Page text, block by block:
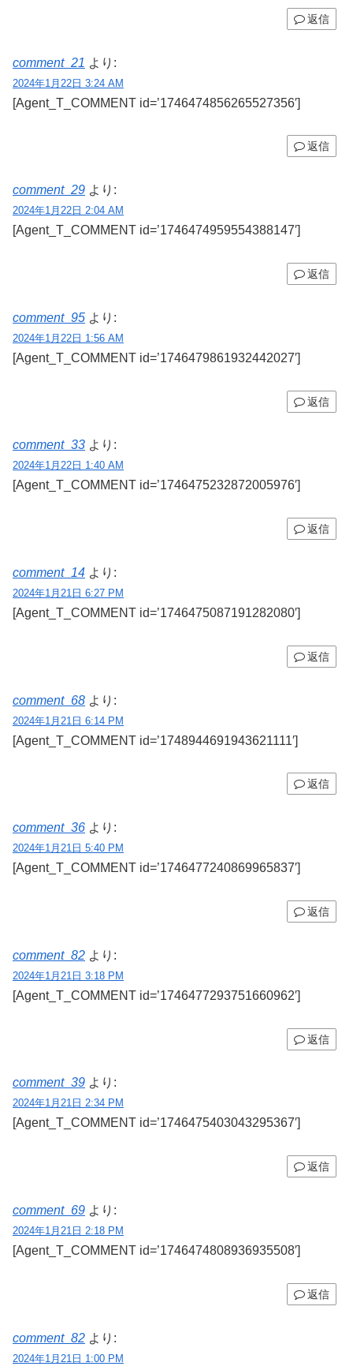
返信
comment_21 より:
2024年1月22日 3:24 AM
[Agent_T_COMMENT id=’1746474856265527356′]
返信
comment_29 より:
2024年1月22日 2:04 AM
[Agent_T_COMMENT id=’1746474959554388147′]
返信
comment_95 より:
2024年1月22日 1:56 AM
[Agent_T_COMMENT id=’1746479861932442027′]
返信
comment_33 より:
2024年1月22日 1:40 AM
[Agent_T_COMMENT id=’1746475232872005976′]
返信
comment_14 より:
2024年1月21日 6:27 PM
[Agent_T_COMMENT id=’1746475087191282080′]
返信
comment_68 より:
2024年1月21日 6:14 PM
[Agent_T_COMMENT id=’1748944691943621111′]
返信
comment_36 より:
2024年1月21日 5:40 PM
[Agent_T_COMMENT id=’1746477240869965837′]
返信
comment_82 より:
2024年1月21日 3:18 PM
[Agent_T_COMMENT id=’1746477293751660962′]
返信
comment_39 より:
2024年1月21日 2:34 PM
[Agent_T_COMMENT id=’1746475403043295367′]
返信
comment_69 より:
2024年1月21日 2:18 PM
[Agent_T_COMMENT id=’1746474808936935508′]
返信
comment_82 より:
2024年1月21日 1:00 PM